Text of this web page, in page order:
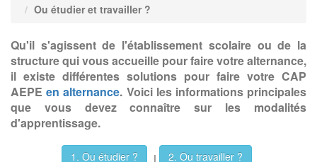
Ou étudier et travailler ?
Qu'il s'agissent de l'établissement scolaire ou de la
structure qui vous accueille pour faire votre alternance,
il existe différentes solutions pour faire votre CAP
AEPEen alternance. Voici les informations principales
que vous devez connaître sur les modalités
d'apprentissage.
1. Ou étudier ? | 2. Ou travailler ?